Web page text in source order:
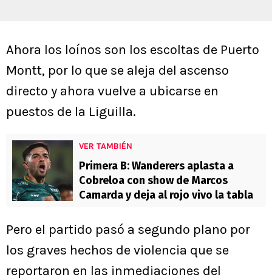
Ahora los loínos son los escoltas de Puerto
Montt, por lo que se aleja del ascenso
directo y ahora vuelve a ubicarse en
puestos de la Liguilla.
VER TAMBIÉN
Primera B: Wanderers aplasta a
Cobreloa con show de Marcos
Camarda y deja al rojo vivo la tabla
Pero el partido pasó a segundo plano por
los graves hechos de violencia que se
reportaron en las inmediaciones del